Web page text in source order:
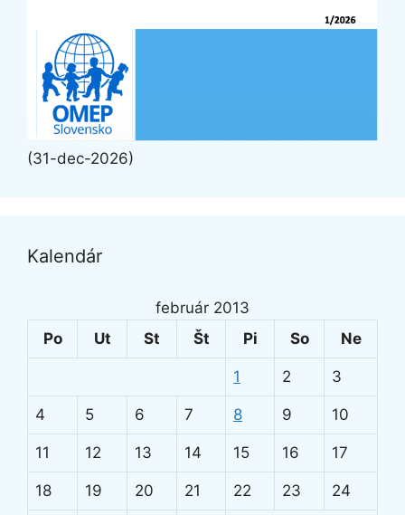
(31-dec-2026)
Kalendár
február 2013
Po
Ut St Št Pi So Ne
1 2 3
4 5 6 7 8 9 10
11 12 13 14 15 16 17
18 19 20 21 22 23 24